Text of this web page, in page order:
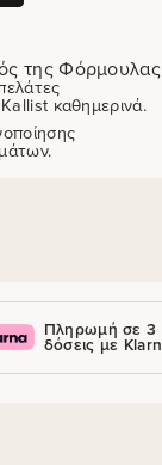
της Φόρμουλας
καθημερινά.
Πληρωμή σε 3
δόσεις με